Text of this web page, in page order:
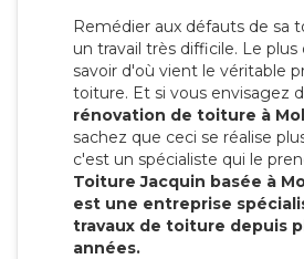
Remédier aux défauts de sa
un travail très difficile. Le
savoir d'où vient le véritable
toiture. Et si vous envisagez
rénovation de toiture à
sachez que ceci se réalise
c'est un spécialiste qui le
Toiture Jacquin basée à
est une entreprise
travaux de toiture depuis
années.